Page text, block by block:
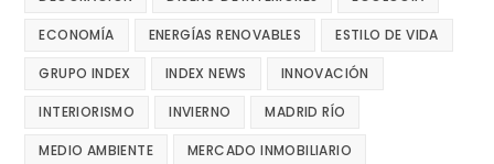
ECONOMÍA ENERGÍAS RENOVABLES ESTILO DE VIDA
GRUPO INDEX INDEX NEWS INNOVACIÓN
INTERIORISMO INVIERNO MADRID RÍO
MEDIO AMBIENTE MERCADO INMOBILIARIO